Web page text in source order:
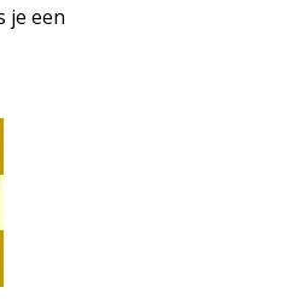
je een